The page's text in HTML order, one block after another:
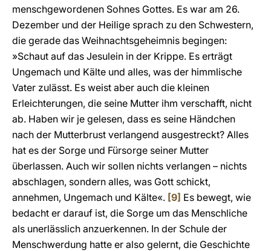
menschgewordenen Sohnes Gottes. Es war am 26.
Dezember und der Heilige sprach zu den Schwestern,
die gerade das Weihnachtsgeheimnis begingen:
»Schaut auf das Jesulein in der Krippe. Es erträgt
Ungemach und Kälte und alles, was der himmlische
Vater zulässt. Es weist aber auch die kleinen
Erleichterungen, die seine Mutter ihm verschafft, nicht
ab. Haben wir je gelesen, dass es seine Händchen
nach der Mutterbrust verlangend ausgestreckt? Alles
hat es der Sorge und Fürsorge seiner Mutter
überlassen. Auch wir sollen nichts verlangen – nichts
abschlagen, sondern alles, was Gott schickt,
annehmen, Ungemach und Kälte«. [9] Es bewegt, wie
bedacht er darauf ist, die Sorge um das Menschliche
als unerlässlich anzuerkennen. In der Schule der
Menschwerdung hatte er also gelernt, die Geschichte